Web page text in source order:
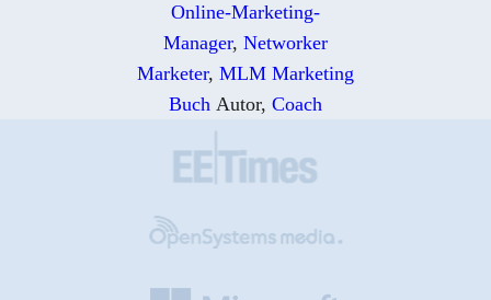
Online-Marketing-
Manager, Networker
Marketer, MLM Marketing
Buch Autor, Coach